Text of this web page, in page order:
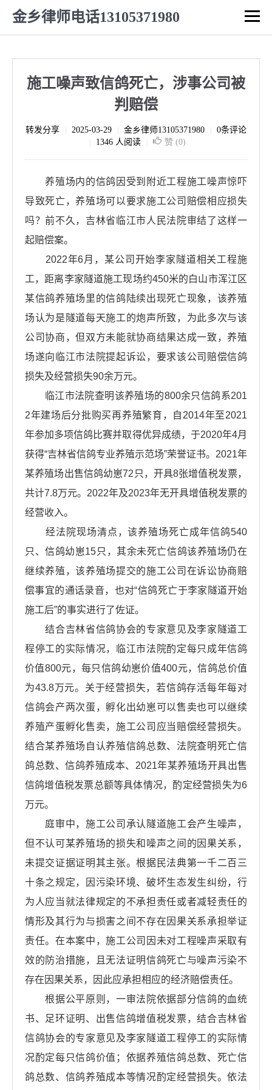
金乡律师电话13105371980
施工噪声致信鸽死亡，涉事公司被
判赔偿
转发分享 2025-03-29 金乡律师13105371980 0条评论
1346 人阅读 赞 (0)
养殖场内的信鸽因受到附近工程施工噪声惊吓
导致死亡，养殖场可以要求施工公司赔偿相应损失
吗？前不久，吉林省临江市人民法院审结了这样一
起赔偿案。
2022年6月，某公司开始李家隧道相关工程施
工，距离李家隧道施工现场约450米的白山市浑江区
某信鸽养殖场里的信鸽陆续出现死亡现象，该养殖
场认为是隧道每天施工的炮声所致，为此多次与该
公司协商，但双方未能就协商结果达成一致，养殖
场遂向临江市法院提起诉讼，要求该公司赔偿信鸽
损失及经营损失90余万元。
临江市法院查明该养殖场的800余只信鸽系201
2年建场后分批购买再养殖繁育，自2014年至2021
年参加多项信鸽比赛并取得优异成绩，于2020年4月
获得“吉林省信鸽专业养殖示范场”荣誉证书。2021年
某养殖场出售信鸽幼崽72只，开具8张增值税发票，
共计7.8万元。2022年及2023年无开具增值税发票的
经营收入。
经法院现场清点，该养殖场死亡成年信鸽540
只、信鸽幼崽15只，其余未死亡信鸽该养殖场仍在
继续养殖，该养殖场提交的施工公司在诉讼协商赔
偿事宜的通话录音，也对“信鸽死亡于李家隧道开始
施工后”的事实进行了佐证。
结合吉林省信鸽协会的专家意见及李家隧道工
程停工的实际情况，临江市法院酌定每只成年信鸽
价值800元，每只信鸽幼崽价值400元，信鸽总价值
为43.8万元。关于经营损失，若信鸽存活每年每对
信鸽会产两次蛋，孵化出幼崽可以售卖也可以继续
养殖产蛋孵化售卖，施工公司应当赔偿经营损失。
结合某养殖场自认养殖信鸽总数、法院查明死亡信
鸽总数、信鸽养殖成本、2021年某养殖场开具出售
信鸽增值税发票总额等具体情况，酌定经营损失为6
万元。
庭审中，施工公司承认隧道施工会产生噪声，
但不认可某养殖场的损失和噪声之间的因果关系，
未提交证据证明其主张。根据民法典第一千二百三
十条之规定，因污染环境、破坏生态发生纠纷，行
为人应当就法律规定的不承担责任或者减轻责任的
情形及其行为与损害之间不存在因果关系承担举证
责任。在本案中，施工公司因未对工程噪声采取有
效的防治措施，且无法证明信鸽死亡与噪声污染不
存在因果关系，因此应承担相应的经济赔偿责任。
根据公平原则，一审法院依据部分信鸽的血统
书、足环证明、出售信鸽增值税发票，结合吉林省
信鸽协会的专家意见及李家隧道工程停工的实际情
况酌定每只信鸽价值；依据养殖信鸽总数、死亡信
鸽总数、信鸽养殖成本等情况酌定经营损失。依法